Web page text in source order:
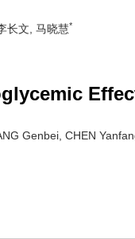
长文, 马晓慧*
Genbei, CHEN